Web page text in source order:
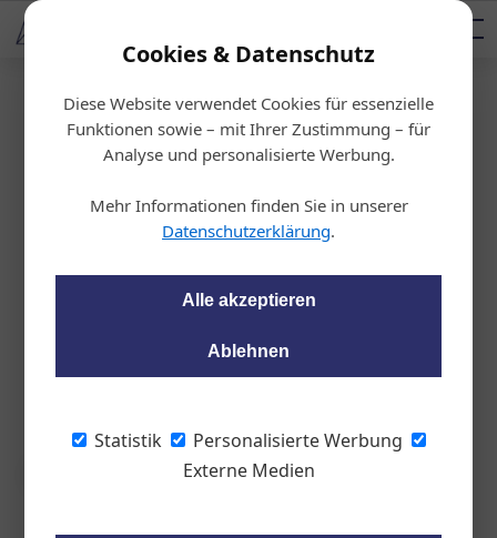
Cookies & Datenschutz
Diese Website verwendet Cookies für essenzielle
Funktionen sowie – mit Ihrer Zustimmung – für
Analyse und personalisierte Werbung.
Mehr Informationen finden Sie in unserer
Datenschutzerklärung.
Alle akzeptieren
Ablehnen
Statistik
Personalisierte Werbung
Externe Medien
AUTOMOTIVE SERVICES
AUTOMOTIVE AKADEMIE
Podcast
Startseite/KFZ-Technik
Liqui Moly wird (ein
Stück) österreichisch
Der Schmierstoff- und Additiv-Produzent
aus Ulm gründet in Österreich eine
Mit Jahresbeginn hat die Liqui Moly Austria